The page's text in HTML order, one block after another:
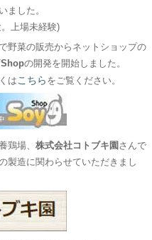
ました。
上場未経験)
野菜の販売からネットショップの
の開発を開始しました。
は こちら をご覧ください。
鶏場、株式会社コトブキ園 さんで
製造に関わらせていただきまし